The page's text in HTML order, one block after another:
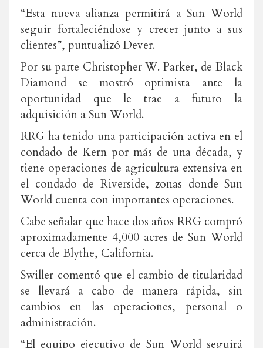
“Esta nueva alianza permitirá a Sun World
seguir fortaleciéndose y crecer junto a sus
clientes”, puntualizó Dever.
Por su parte Christopher W. Parker, de Black
Diamond se mostró optimista ante la
oportunidad que le trae a futuro la
adquisición a Sun World.
RRG ha tenido una participación activa en el
condado de Kern por más de una década, y
tiene operaciones de agricultura extensiva en
el condado de Riverside, zonas donde Sun
World cuenta con importantes operaciones.
Cabe señalar que hace dos años RRG compró
aproximadamente 4,000 acres de Sun World
cerca de Blythe, California.
Swiller comentó que el cambio de titularidad
se llevará a cabo de manera rápida, sin
cambios en las operaciones, personal o
administración.
“El equipo ejecutivo de Sun World seguirá